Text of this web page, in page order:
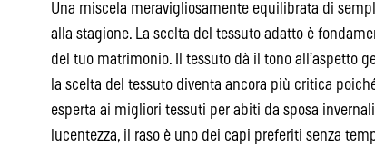
Una miscela meravigliosamente equilibrata di
alla stagione. La scelta del tessuto adatto è
del tuo matrimonio. Il tessuto dà il tono all’aspetto
la scelta del tessuto diventa ancora più critica
esperta ai migliori tessuti per abiti da sposa
lucentezza, il raso è uno dei capi preferiti senza